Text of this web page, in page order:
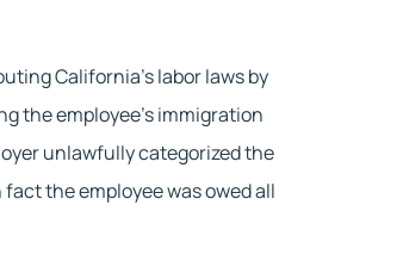
California’s labor laws by
the employee’s immigration
unlawfully categorized the
the employee was owed all